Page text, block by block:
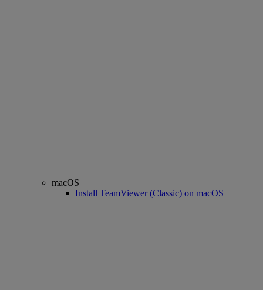
macOS
Install TeamViewer (Classic) on macOS